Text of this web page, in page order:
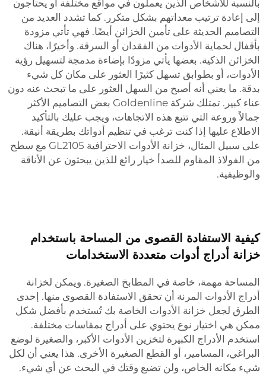
بالنسبة للأشخاص الذين يعملون في مواقع مختلفة أو يحتاجون
إلى إعادة ترتيب معداتهم بشكل متكرر. كما تشدد العديد من
التصاميم الحديثة على تأمين الخزائن أيضًا. فهي تأتي مزودة
بأقفال لحماية الأدوات من الفقدان أو السرقة. وأخيرًا، هناك
الخزائن الذكية. بعضها يأتي مزودًا بإضاءة مدمجة لتسهيل رؤية
الأدوات، أو بطوابق تسهل كثيرًا العثور على مكان كل شيء
بدقة. ما يعني أنه أصبح من السهل العثور على ما تبحث عنه دون
عناء كبير. تمتلك شركة Goldenline بعض التصاميم الأكثر
جمالاً وروعة التي تتبع هذه الاتجاهات، ويجب عليك بالتأكيد
الاطلاع عليها إذا كنت ترغب في تنظيم أدواتك بطريقة أنيقة.
على سبيل المثال،
خزانة الأدوات الاحترافية GL2105 مع سطح
من الفولاذ المقاوم للصدأ خيار رائع للذين يبحثون عن الأناقة
والوظيفية.
كيفية الاستفادة القصوى من المساحة باستخدام
خزانة أدراج أدوات متعددة الاستخدامات
المساحة مهمة، خاصة في المطابخ الصغيرة. ويمكن لخزانة
أدراج الأدوات المرنة أن تحقق الاستفادة القصوى منها. إحدى
الطرق لجعل خزانة الأدوات الخاصة بك تُستخدم بأفضل شكل
ممكن هي اختيار نوع يحتوي على أدراج بمقاسات مختلفة.
استخدم الأدراج الكبيرة لتخزين الأدوات الأكبر، والصغيرة لوضع
البراغي، المسامير، أو القطع الصغيرة الأخرى. هذا يعني أن لكل
شيء مكانه الخاص، ولن تضيع وقتك في البحث عن أي شيء.